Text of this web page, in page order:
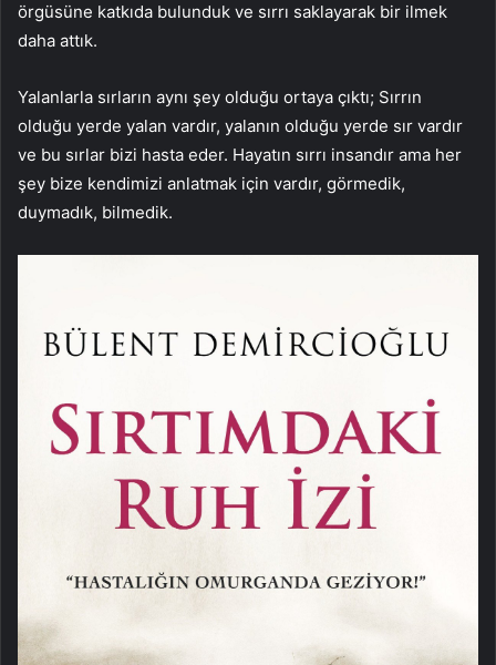
örgüsüne katkıda bulunduk ve sırrı saklayarak bir ilmek
daha attık.
Yalanlarla sırların aynı şey olduğu ortaya çıktı; Sırrın
olduğu yerde yalan vardır, yalanın olduğu yerde sır vardır
ve bu sırlar bizi hasta eder. Hayatın sırrı insandır ama her
şey bize kendimizi anlatmak için vardır, görmedik,
duymadık, bilmedik.